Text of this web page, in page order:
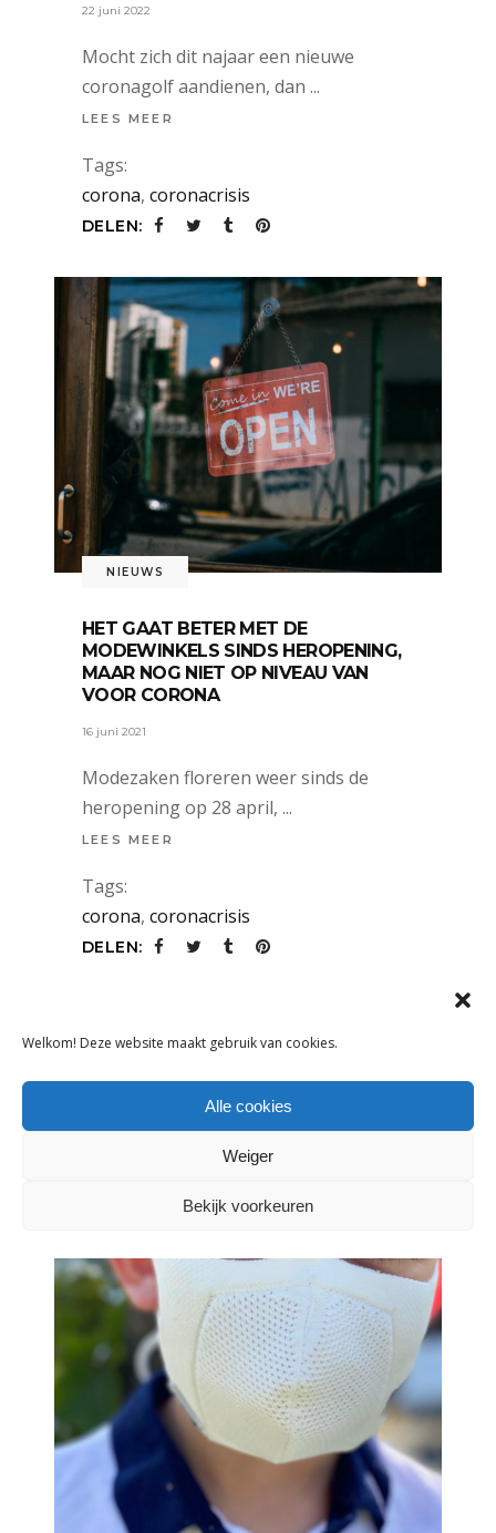
Welkom! Deze website maakt gebruik van cookies.
Alle cookies
Weiger
Bekijk voorkeuren
22 juni 2022
Mocht zich dit najaar een nieuwe
coronagolf aandienen, dan
LEES MEER
Tags:
corona, coronacrisis
DELEN:
NIEUWS
HET GAAT BETER MET DE
MODEWINKELS SINDS HEROPENING,
MAAR NOG NIET OP NIVEAU VAN
VOOR CORONA
16 juni 2021
Modezaken floreren weer sinds de
heropening op 28 april,
LEES MEER
Tags:
corona, coronacrisis
DELEN: